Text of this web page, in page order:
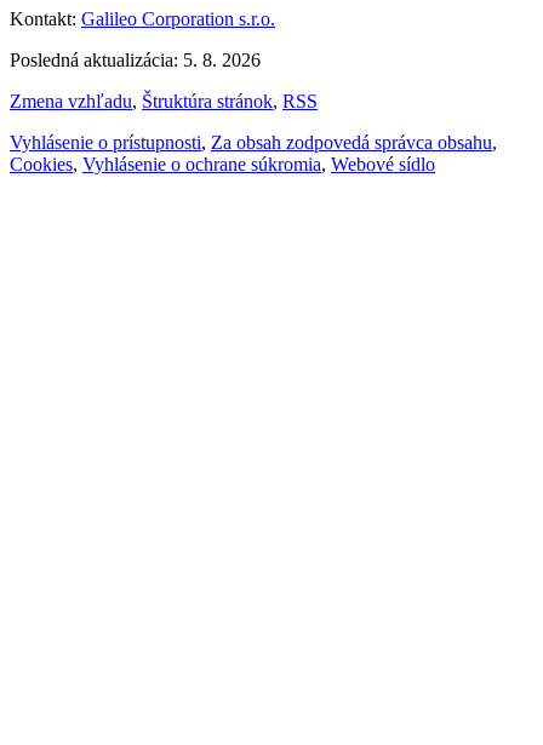
Kontakt: Galileo Corporation s.r.o.
Posledná aktualizácia: 5. 8. 2026
Zmena vzhľadu, Štruktúra stránok, RSS
Vyhlásenie o prístupnosti, Za obsah zodpovedá správca obsahu,
Cookies, Vyhlásenie o ochrane súkromia, Webové sídlo